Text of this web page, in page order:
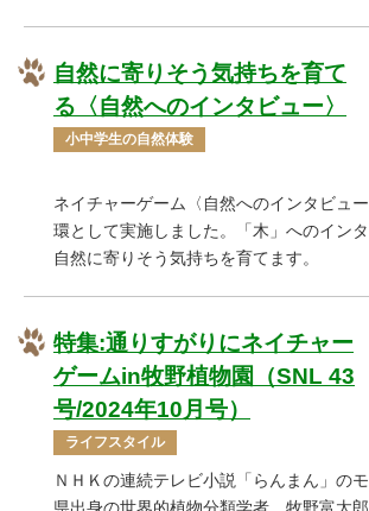
自然に寄りそう気持ちを育て
る〈自然へのインタビュー〉
小中学生の自然体験
ネイチャーゲーム〈自然へのインタビュ
環として実施しました。「木」へのインタ
自然に寄りそう気持ちを育てます。
特集:通りすがりにネイチャー
ゲームin牧野植物園（SNL 43
号/2024年10月号）
ライフスタイル
ＮＨＫの連続テレビ小説「らんまん」の